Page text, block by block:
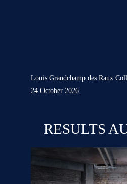
Louis Grandchamp des Raux
24 October 2026
RESULTS